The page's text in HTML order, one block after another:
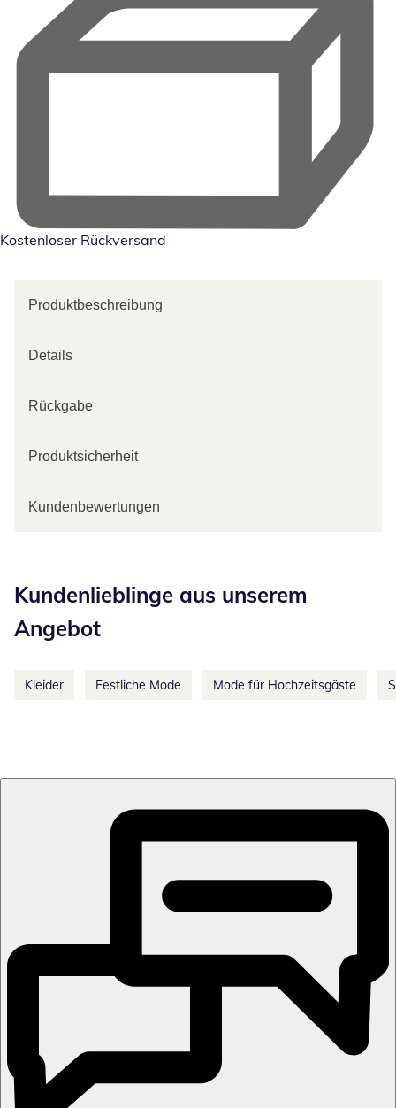
Kostenloser Rückversand
Produktbeschreibung
Details
Rückgabe
Produktsicherheit
Kundenbewertungen
Kundenlieblinge aus unserem
Angebot
Kleider Festliche Mode Mode für Hochzeitsgäste